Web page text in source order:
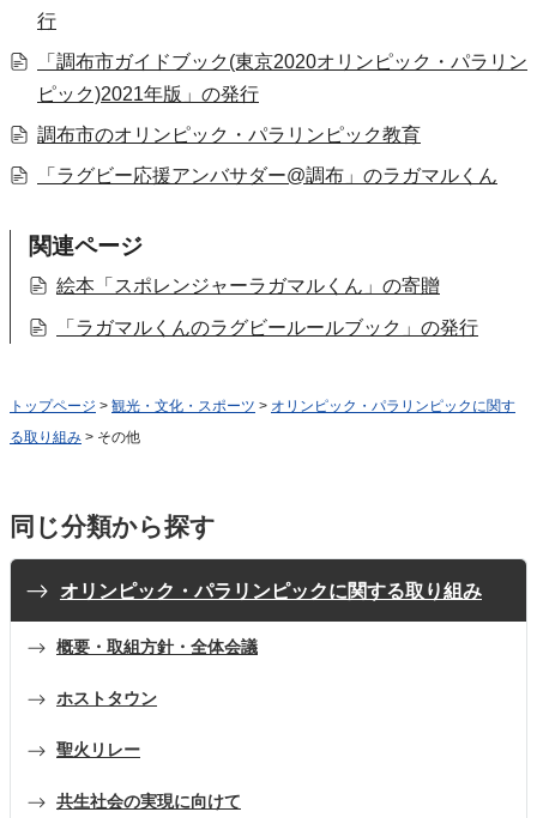
行
「調布市ガイドブック(東京2020オリンピック・パラリン
ピック)2021年版」の発行
調布市のオリンピック・パラリンピック教育
「ラグビー応援アンバサダー@調布」のラガマルくん
関連ページ
絵本「スポレンジャーラガマルくん」の寄贈
「ラガマルくんのラグビールールブック」の発行
トップページ > 観光・文化・スポーツ > オリンピック・パラリンピックに関す
る取り組み > その他
同じ分類から探す
オリンピック・パラリンピックに関する取り組み
概要・取組方針・全体会議
ホストタウン
聖火リレー
共生社会の実現に向けて